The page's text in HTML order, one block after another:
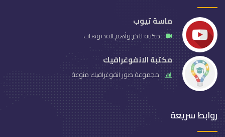
ماسة تيوب
مكتبة لآخر وأهم الفديوهات
مكتبة الانفوغرافيك
مجموعة صور انفوغرافيك منوعة
روابط سريعة